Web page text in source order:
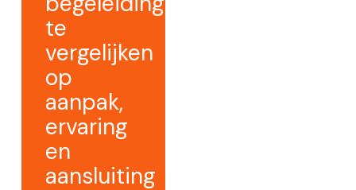
te
vergelijken
op
aanpak,
ervaring
en
aansluiting